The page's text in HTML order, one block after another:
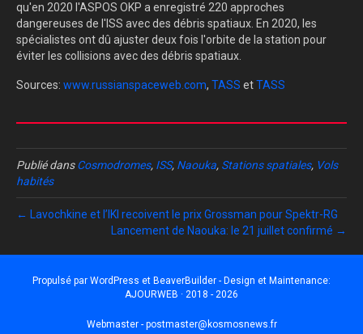
qu'en 2020 l'ASPOS OKP a enregistré 220 approches
dangereuses de l'ISS avec des débris spatiaux. En 2020, les
spécialistes ont dû ajuster deux fois l'orbite de la station pour
éviter les collisions avec des débris spatiaux.
Sources: www.russianspaceweb.com, TASS etTASS
Publié dansCosmodromes, ISS, Naouka, Stations spatiales, Vols
habités
← Lavochkine et l’IKI recoivent le prix Grossman pour Spektr-RG
Lancement de Naouka: le 21 juillet confirmé →
Propulsé par WordPress et BeaverBuilder - Design et Maintenance:
AJOURWEB · 2018 - 2026
Webmaster - postmaster@kosmosnews.fr